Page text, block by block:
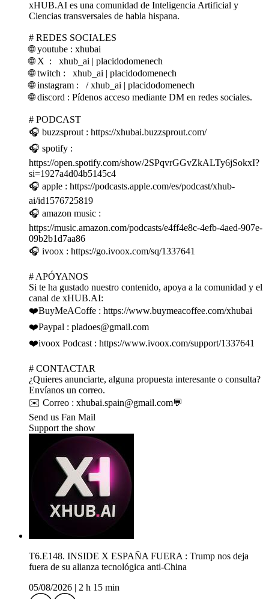
xHUB.AI es una comunidad de Inteligencia Artificial y
Ciencias transversales de habla hispana.
# REDES SOCIALES
🌐 youtube : xhubai
🌐 X : xhub_ai | placidodomenech
🌐 twitch : xhub_ai | placidodomenech
🌐 instagram : / xhub_ai | placidodomenech
🌐 discord : Pídenos acceso mediante DM en redes sociales.
# PODCAST
🎧 buzzsprout : https://xhubai.buzzsprout.com/
🎧 spotify :
https://open.spotify.com/show/2SPqvrGGvZkALTy6jSokxI?
si=1927a4d04b5145c4
🎧 apple : https://podcasts.apple.com/es/podcast/xhub-
ai/id1576725819
🎧 amazon music :
https://music.amazon.com/podcasts/e4ff4e8c-4efb-4aed-907e-
09b2b1d7aa86
🎧 ivoox : https://go.ivoox.com/sq/1337641
# APÓYANOS
Si te ha gustado nuestro contenido, apoya a la comunidad y el
canal de xHUB.AI:
❤️BuyMeACoffe : https://www.buymeacoffee.com/xhubai
❤️Paypal : pladoes@gmail.com
❤️ivoox Podcast : https://www.ivoox.com/support/1337641
# CONTACTAR
¿Quieres anunciarte, alguna propuesta interesante o consulta?
Envíanos un correo.
✉️ Correo : xhubai.spain@gmail.com💬
Send us Fan Mail
Support the show
T6.E148. INSIDE X ESPAÑA FUERA : Trump nos deja
fuera de su alianza tecnológica anti-China
05/08/2026
2 h 15 min